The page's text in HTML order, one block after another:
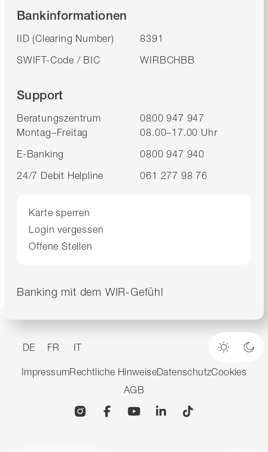
Bankinformationen
IID (Clearing Number)
8391
SWIFT-Code / BIC
WIRBCHBB
Support
Beratungszentrum
0800 947 947
Montag–Freitag
08.00–17.00 Uhr
E-Banking
0800 947 940
24/7 Debit Helpline
061 277 98 76
Karte sperren
Login vergessen
Offene Stellen
Banking mit dem WIR-Gefühl
DE FR IT
Heller
ImpressumRechtliche HinweiseDatenschutzCookies
AGB
InstagramFacebookYouTubeLinkedin